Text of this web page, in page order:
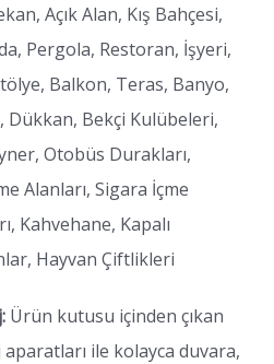
Açık Alan, Kış Bahçesi,
Pergola, Restoran, İşyeri,
Balkon, Teras, Banyo,
Dükkan, Bekçi Kulübeleri,
Otobüs Durakları,
Alanları, Sigara İçme
Kahvehane, Kapalı
Hayvan Çiftlikleri
Ürün kutusu içinden çıkan
ile kolayca duvara,